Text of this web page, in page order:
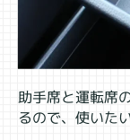
助手席と運転席
るので、使いた